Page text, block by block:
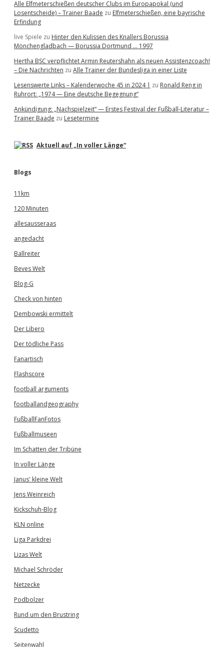
Alle Elfmeterschießen deutscher Clubs im Europapokal (und
Losentscheide) – Trainer Baade zu Elfmeterschießen, eine bayrische
Erfindung
live Spiele zu Hinter den Kulissen des Knallers Borussia
Mönchengladbach — Borussia Dortmund … 1997
Hertha BSC verpflichtet Armin Reutershahn als neuen Assistenzcoach!
– Die Nachrichten zu Alle Trainer der Bundesliga in einer Liste
Lesenswerte Links – Kalenderwoche 45 in 2024 | zu Ronald Reng in
Ruhrort: „1974 — Eine deutsche Begegnung“
Ankündigung: „Nachspielzeit“ — Erstes Festival der Fußball-Literatur –
Trainer Baade zu Lesetermine
Aktuell auf „In voller Länge“
Blogs
11km
120 Minuten
allesausseraas
angedacht
Ballreiter
Beves Welt
Blog-G
Check von hinten
Dembowski ermittelt
Der Libero
Der tödliche Pass
Fanartisch
Flashscore
football arguments
footballandgeography
FußballFanFotos
Fußballmuseen
Im Schatten der Tribüne
In voller Länge
Janus' kleine Welt
Jens Weinreich
Kickschuh-Blog
KLN online
Liga Parkdrei
Lizas Welt
Michael Schröder
Netzecke
Podbolzer
Rund um den Brustring
Scudetto
Seitenwahl